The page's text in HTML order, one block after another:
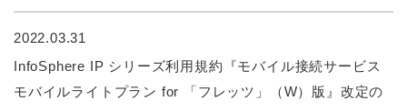
2022.03.31
InfoSphere IP シリーズ利用規約『モバイル接続サービス
モバイルライトプラン for 「フレッツ」（W）版』改定の